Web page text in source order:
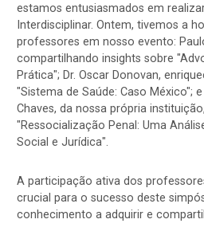
estamos entusiasmados em
Interdisciplinar. Ontem, tivemos a
professores em nosso evento:
compartilhando insights sobre
Prática"; Dr. Oscar Donovan,
"Sistema de Saúde: Caso México";
Chaves, da nossa própria
"Ressocialização Penal: Uma
Social e Jurídica".
A participação ativa dos
crucial para o sucesso deste
conhecimento a adquirir e